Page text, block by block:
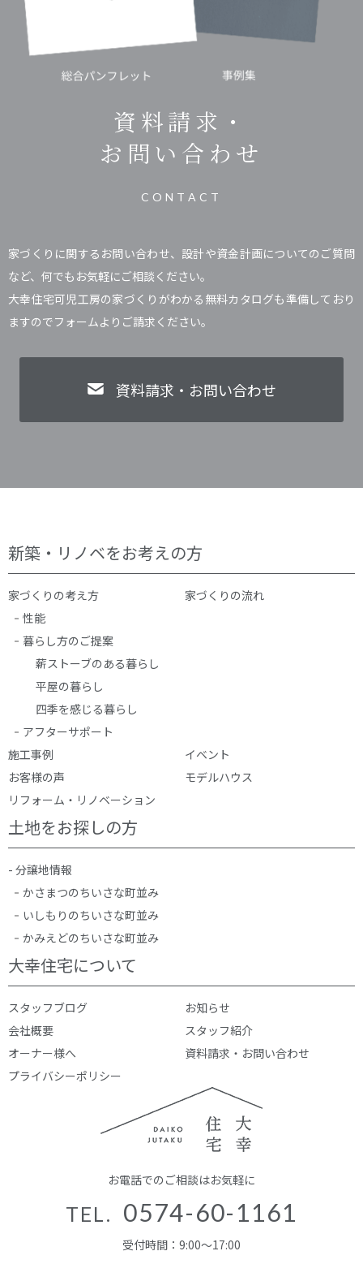
資料請求・
お問い合わせ
CONTACT
家づくりに関するお問い合わせ、設計や資金計画についてのご質問
など、何でもお気軽にご相談ください。
大幸住宅可児工房の家づくりがわかる無料カタログも準備しており
ますのでフォームよりご請求ください。
資料請求・お問い合わせ
お電話でのご相談はお気軽に
TEL. 0574-60-1161
受付時間：9:00～17:00
新築・リノベをお考えの方
家づくりの考え方
性能
暮らし方のご提案
薪ストーブのある暮らし
平屋の暮らし
四季を感じる暮らし
アフターサポート
家づくりの流れ
施工事例
イベント
お客様の声
モデルハウス
リフォーム・リノベーション
土地をお探しの方
- 分譲地情報
かさまつのちいさな町並み
いしもりのちいさな町並み
かみえどのちいさな町並み
大幸住宅について
スタッフブログ
お知らせ
会社概要
スタッフ紹介
オーナー様へ
資料請求・お問い合わせ
プライバシーポリシー